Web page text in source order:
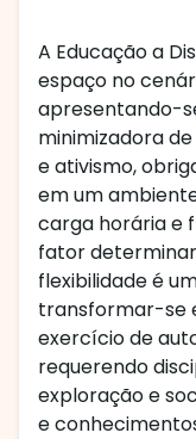
A Educação a
espaço no
apresentando-
minimizadora
e ativismo,
em um
carga horária e
fator
flexibilidade é
transformar-se
exercício de
requerendo
exploração e
e